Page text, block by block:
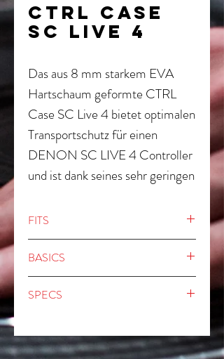
CTRL CASE
SC LIVE 4
Das aus 8 mm starkem EVA
Hartschaum geformte CTRL
Case SC Live 4 bietet optimalen
Transportschutz für einen
DENON SC LIVE 4 Controller
und ist dank seines sehr geringen
kompakten Größe die ideale
Alternative für DJs, ihren
Controller sicher zum nächsten
Gig zu transportieren.
FITS
BASICS
Hartschaum und
Polyesteraußenmaterial
Robuster Reißverschluss
SPECS
cm
Innenabmessungen: 71 x 37 x 7 cm